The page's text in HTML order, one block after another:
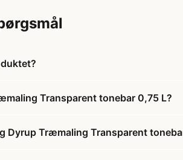
Transparent tonebar 0,75 L?
Dyrup Træmaling Transparent